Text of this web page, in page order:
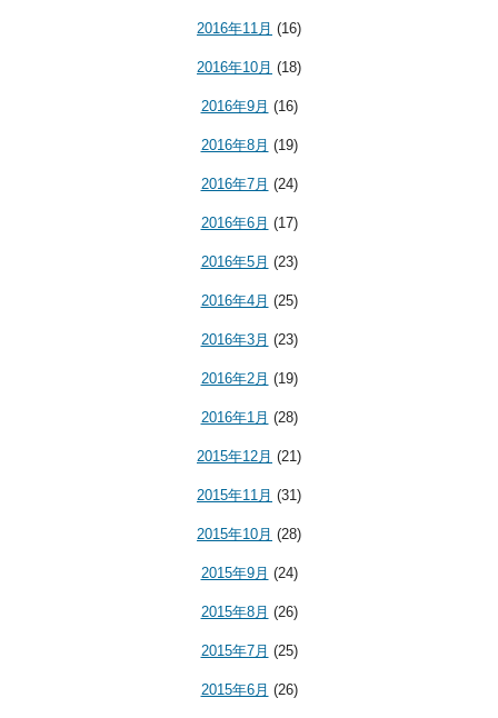
2016年11月 (16)
2016年10月 (18)
2016年9月 (16)
2016年8月 (19)
2016年7月 (24)
2016年6月 (17)
2016年5月 (23)
2016年4月 (25)
2016年3月 (23)
2016年2月 (19)
2016年1月 (28)
2015年12月 (21)
2015年11月 (31)
2015年10月 (28)
2015年9月 (24)
2015年8月 (26)
2015年7月 (25)
2015年6月 (26)